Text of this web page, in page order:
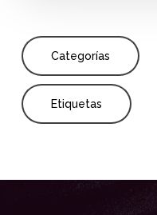
Categorías
Etiquetas